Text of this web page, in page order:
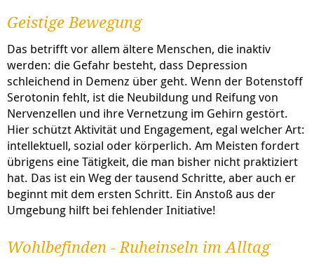
Geistige Bewegung
Das betrifft vor allem ältere Menschen, die inaktiv
werden: die Gefahr besteht, dass Depression
schleichend in Demenz über geht. Wenn der Botenstoff
Serotonin fehlt, ist die Neubildung und Reifung von
Nervenzellen und ihre Vernetzung im Gehirn gestört.
Hier schützt Aktivität und Engagement, egal welcher Art:
intellektuell, sozial oder körperlich. Am Meisten fordert
übrigens eine Tätigkeit, die man bisher nicht praktiziert
hat. Das ist ein Weg der tausend Schritte, aber auch er
beginnt mit dem ersten Schritt. Ein Anstoß aus der
Umgebung hilft bei fehlender Initiative!
Wohlbefinden - Ruheinseln im Alltag